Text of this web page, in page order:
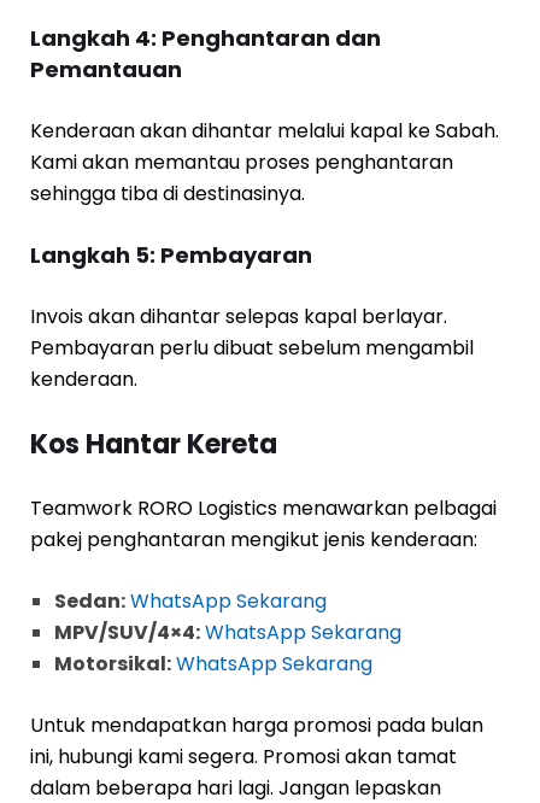
Langkah 4: Penghantaran dan
Pemantauan
Kenderaan akan dihantar melalui kapal ke Sabah.
Kami akan memantau proses penghantaran
sehingga tiba di destinasinya.
Langkah 5: Pembayaran
Invois akan dihantar selepas kapal berlayar.
Pembayaran perlu dibuat sebelum mengambil
kenderaan.
Kos Hantar Kereta
Teamwork RORO Logistics menawarkan pelbagai
pakej penghantaran mengikut jenis kenderaan:
Sedan:WhatsApp Sekarang
MPV/SUV/4×4:WhatsApp Sekarang
Motorsikal:WhatsApp Sekarang
Untuk mendapatkan harga promosi pada bulan
ini, hubungi kami segera. Promosi akan tamat
dalam beberapa hari lagi. Jangan lepaskan